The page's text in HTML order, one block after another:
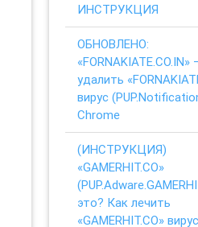
ИНСТРУКЦИЯ
ОБНОВЛЕНО:
«FORNAKIATE.CO.IN»
удалить
вирус
Chrome
(ИНСТРУКЦИЯ)
«GAMERHIT.CO»
это? Как лечить
«GAMERHIT.CO»